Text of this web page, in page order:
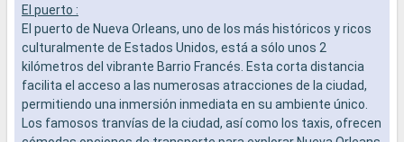
El puerto :
El puerto de Nueva Orleans, uno de los más históricos y ricos
culturalmente de Estados Unidos, está a sólo unos 2
kilómetros del vibrante Barrio Francés. Esta corta distancia
facilita el acceso a las numerosas atracciones de la ciudad,
permitiendo una inmersión inmediata en su ambiente único.
Los famosos tranvías de la ciudad, así como los taxis, ofrecen